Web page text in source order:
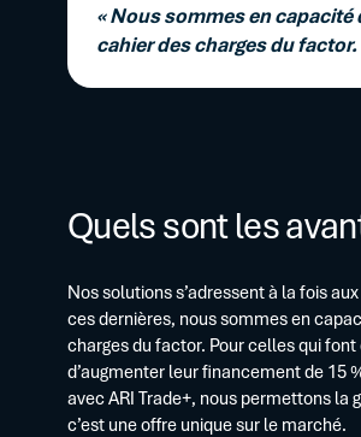
« Nous sommes en
cahier des charges du factor.
Quels sont les
Nos solutions s’adressent à la fois
ces dernières, nous sommes en
charges du factor. Pour celles qui
d’augmenter leur financement de 15
avec ARI Trade+, nous permettons
c’est une offre unique sur le marché.